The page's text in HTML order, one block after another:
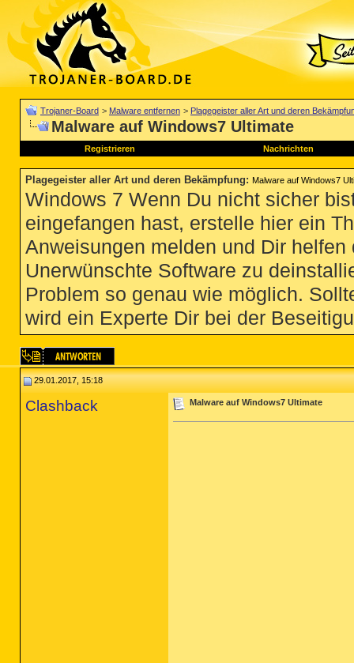
Trojaner-Board > Malware entfernen > Plagegeister aller Art und deren
Malware auf Windows7 Ultimate
Registrieren Nachrichten
Plagegeister aller Art und deren Bekämpfung: Malware auf Windows7
Windows 7 Wenn Du nicht sicher
eingefangen hast, erstelle hier ein
Anweisungen melden und Dir
Unerwünschte Software zu
Problem so genau wie möglich.
wird ein Experte Dir bei der
29.01.2017, 15:18
Clashback Malware auf Windows7 Ultimate